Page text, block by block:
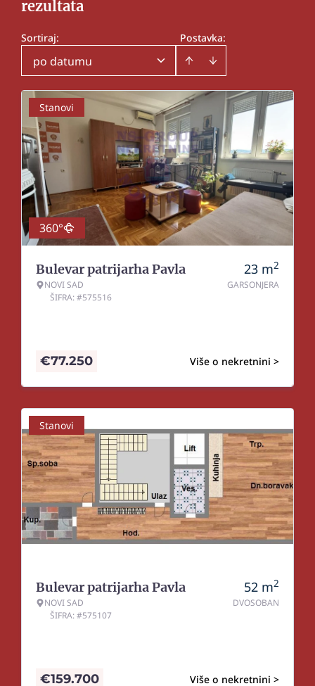
rezultata
Postavka:
Sortiraj:
po datumu
Stanovi
360°
Bulevar patrijarha Pavla
NOVI SAD
ŠIFRA: #575516
23 m2
GARSONJERA
Više o nekretnini >
€77.250
Stanovi
Bulevar patrijarha Pavla
NOVI SAD
ŠIFRA: #575107
52 m2
DVOSOBAN
Više o nekretnini >
€159.700